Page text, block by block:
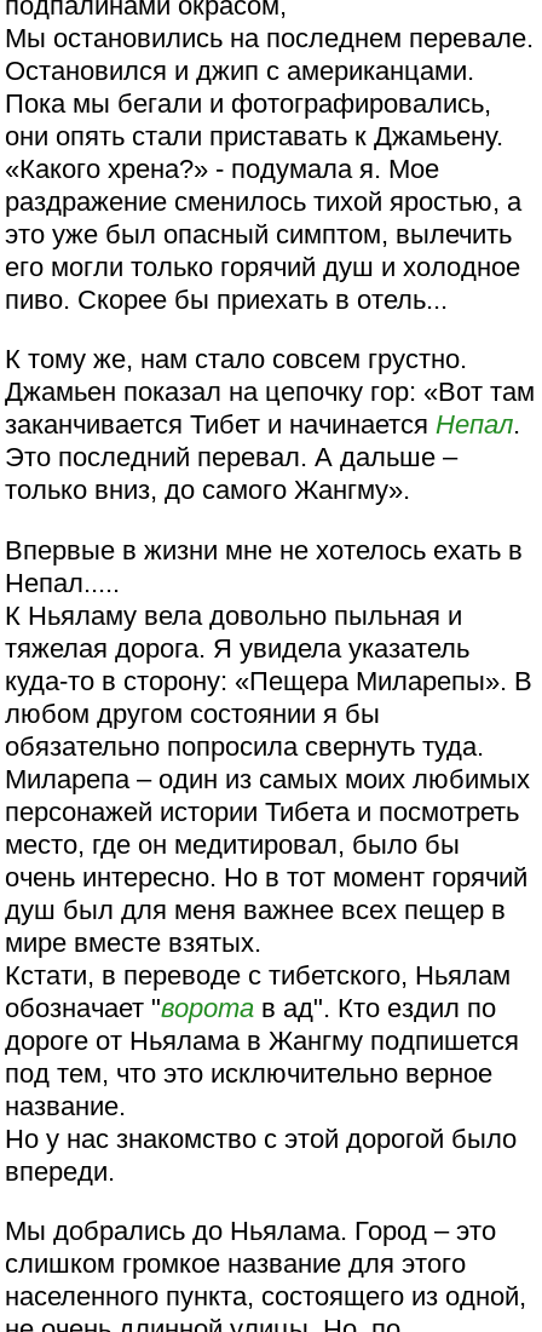
Мы остановились на последнем перевале.
Остановился и джип с американцами.
Пока мы бегали и фотографировались,
они опять стали приставать к Джамьену.
«Какого хрена?» - подумала я. Мое
раздражение сменилось тихой яростью, а
это уже был опасный симптом, вылечить
его могли только горячий душ и холодное
пиво. Скорее бы приехать в отель...
К тому же, нам стало совсем грустно.
Джамьен показал на цепочку гор: «Вот там
заканчивается Тибет и начинаетсяНепал.
Это последний перевал. А дальше –
только вниз, до самого Жангму».
Впервые в жизни мне не хотелось ехать в
Непал.....
К Ньяламу вела довольно пыльная и
тяжелая дорога. Я увидела указатель
куда-то в сторону: «Пещера Миларепы». В
любом другом состоянии я бы
обязательно попросила свернуть туда.
Миларепа – один из самых моих любимых
персонажей истории Тибета и посмотреть
место, где он медитировал, было бы
очень интересно. Но в тот момент горячий
душ был для меня важнее всех пещер в
мире вместе взятых.
Кстати, в переводе с тибетского, Ньялам
обозначает "ворота в ад". Кто ездил по
дороге от Ньялама в Жангму подпишется
под тем, что это исключительно верное
название.
Но у нас знакомство с этой дорогой было
впереди.
Мы добрались до Ньялама. Город – это
слишком громкое название для этого
населенного пункта, состоящего из одной,